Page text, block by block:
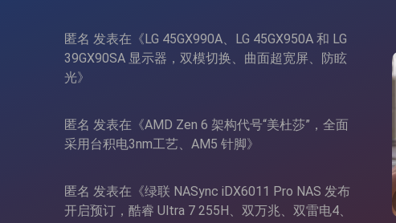
匿名 发表在《LG 45GX990A、LG 45GX950A 和 LG
39GX90SA 显示器，双模切换、曲面超宽屏、防眩
光》
匿名 发表在《AMD Zen 6 架构代号“美杜莎”，全面
采用台积电3nm工艺、AM5 针脚》
匿名 发表在《绿联 NASync iDX6011 Pro NAS 发布
开启预订，酷睿 Ultra 7 255H、双万兆、双雷电4、